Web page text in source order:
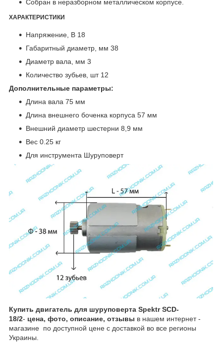
Собран в неразборном металлическом корпусе.
ХАРАКТЕРИСТИКИ
Напряжение, В 18
Габаритный диаметр, мм 38
Диаметр вала, мм 3
Количество зубьев, шт 12
Дополнительные параметры:
Длина вала 75 мм
Длина внешнего боченка корпуса 57 мм
Внешний диаметр шестерни 8,9 мм
Вес 0.25 кг
Для инструмента Шуруповерт
Купить двигатель для шуруповерта Spektr SCD-
18/2- цена, фото, описание, отзывы в нашем интернет -
магазине по доступной цене с доставкой во все регионы
Украины.